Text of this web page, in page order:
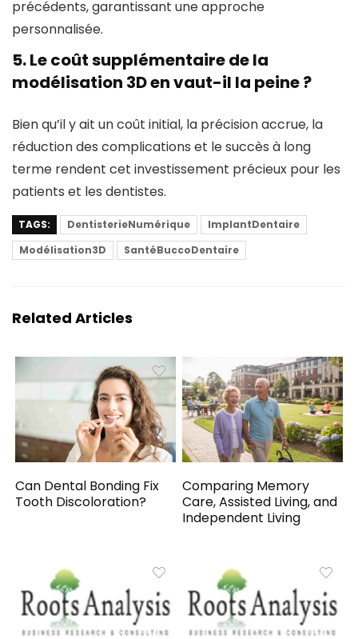
précédents, garantissant une approche
personnalisée.
5.Le coût supplémentaire de la
modélisation 3D en vaut-il la peine ?
Bien qu’il y ait un coût initial, la précision accrue, la
réduction des complications et le succès à long
terme rendent cet investissement précieux pour les
patients et les dentistes.
TAGS: DentisterieNumérique
ImplantDentaire
Modélisation3D
SantéBuccoDentaire
Related Articles
Can Dental Bonding Fix
Tooth Discoloration?
Comparing Memory
Care, Assisted Living, and
Independent Living